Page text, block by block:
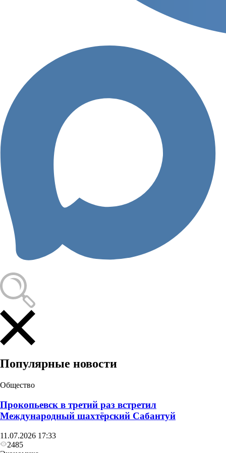
Популярные новости
Общество
Прокопьевск в третий раз встретил
Международный шахтёрский Сабантуй
11.07.2026 17:33
2485